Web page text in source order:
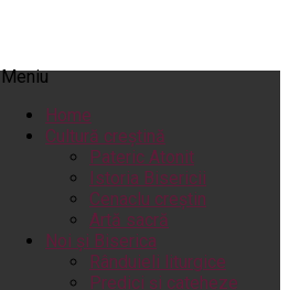
Meniu
Home
Cultură creștină
Pateric Atonit
Istoria Bisericii
Cenaclu creștin
Artă sacră
Noi și Biserica
Rânduieli liturgice
Predici și cateheze